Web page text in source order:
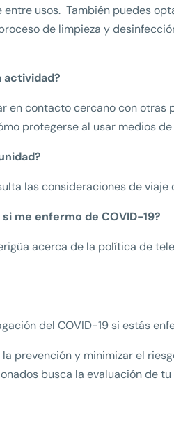
usos. También puedes
de limpieza y
actividad?
contacto cercano con otras
protegerse al usar medios
las consideraciones de viaje
me enfermo de COVID-19?
acerca de la política de
del COVID-19 si estás
prevención y minimizar el
busca la evaluación de